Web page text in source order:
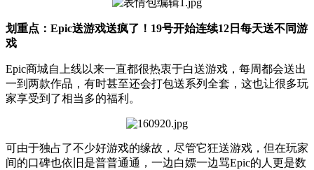
划重点：Epic送游戏送疯了！19号开始连续12日每天送不同游
戏
Epic商城自上线以来一直都很热衷于白送游戏，每周都会送出
一到两款作品，有时甚至还会打包送系列全套，这也让很多玩
家享受到了相当多的福利。
可由于独占了不少好游戏的缘故，尽管它狂送游戏，但在玩家
间的口碑也依旧是普普通通，一边白嫖一边骂Epic的人更是数